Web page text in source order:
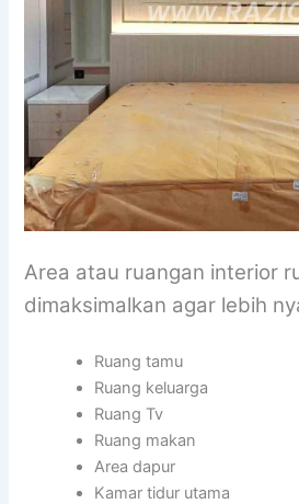
Area atau ruangan interior
dimaksimalkan agar lebih
Ruang tamu
Ruang keluarga
Ruang Tv
Ruang makan
Area dapur
Kamar tidur utama